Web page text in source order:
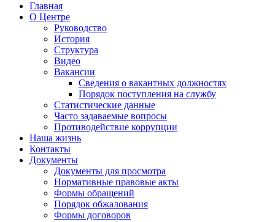
Главная
О Центре
Руководство
История
Структура
Видео
Вакансии
Сведения о вакантных должностях
Порядок поступления на службу
Статистические данные
Часто задаваемые вопросы
Противодействие коррупции
Наша жизнь
Контакты
Документы
Документы для просмотра
Нормативные правовые акты
Формы обращений
Порядок обжалования
Формы договоров